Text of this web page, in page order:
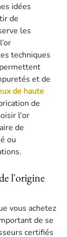
idées
de
les
techniques
et de
de haute
de
l'or
de
ou
l'origine
vous achetez
de se
certifiés